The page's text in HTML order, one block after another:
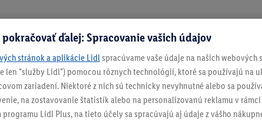
ďalej: Spracovanie vašich údajov
stránok a aplikácie Lidl spracúvame vaše údaje na našich webových
len "služby Lidl") pomocou rôznych technológií, ktoré sa používajú na
zariadení. Niektoré z nich sú technicky nevyhnutné alebo sa
na zostavovanie štatistík alebo na personalizovanú reklamu v
Lidl Plus, na tieto účely sa spracúvajú aj údaje z vášho